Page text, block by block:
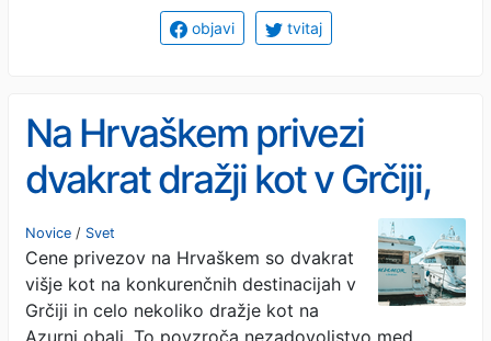
objavi tvitaj
Na Hrvaškem privezi
dvakrat dražji kot v Grčiji,
cenejša celo Azurna obala
Novice / Svet
Cene privezov na Hrvaškem so dvakrat
višje kot na konkurenčnih destinacijah v
Grčiji in celo nekoliko dražje kot na
Azurni obali. To povzroča nezadovoljstvo med